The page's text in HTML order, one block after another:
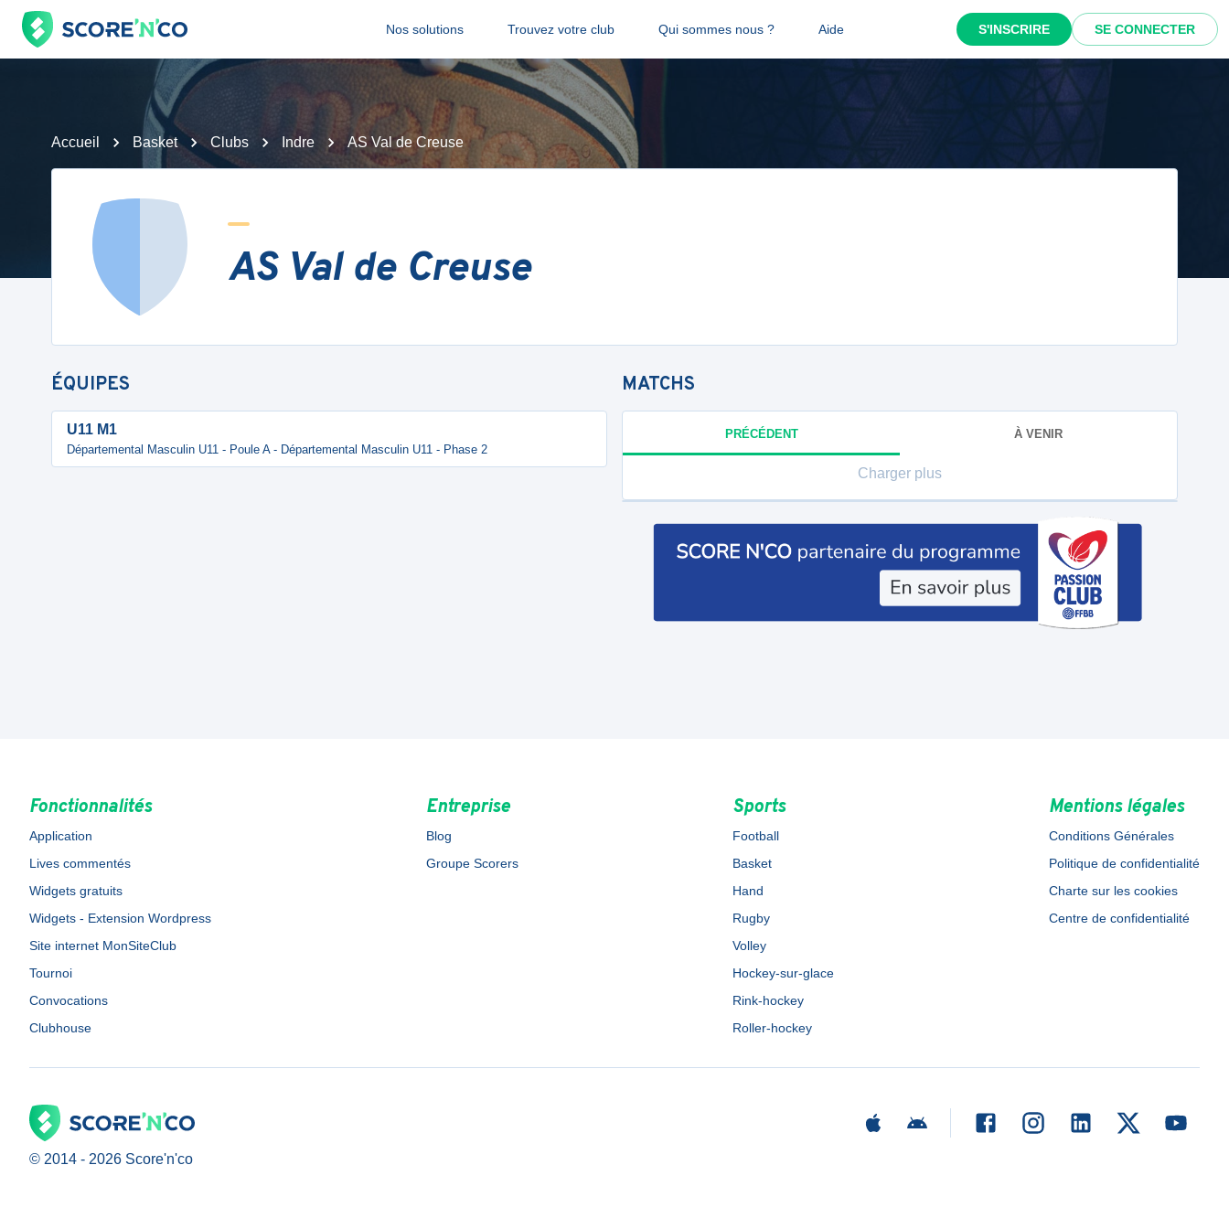
Nos solutions Trouvez votre club Qui sommes nous ? Aide S'INSCRIRE SE CONNECTER
Accueil Basket Clubs Indre AS Val de Creuse
AS Val de Creuse
ÉQUIPES
U11 M1
Départemental Masculin U11 - Poule A - Départemental Masculin U11 - Phase 2
MATCHS
PRÉCÉDENT À VENIR
Charger plus
Fonctionnalités
Application
Lives commentés
Widgets gratuits
Widgets - Extension Wordpress
Site internet MonSiteClub
Tournoi
Convocations
Clubhouse
Entreprise
Blog
Groupe Scorers
Sports
Football
Basket
Hand
Rugby
Volley
Hockey-sur-glace
Rink-hockey
Roller-hockey
Mentions légales
Conditions Générales
Politique de confidentialité
Charte sur les cookies
Centre de confidentialité
© 2014 - 2026 Score'n'co